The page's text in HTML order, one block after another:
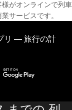
がオンラインで列車
サービスです。
リ — 旅行の計